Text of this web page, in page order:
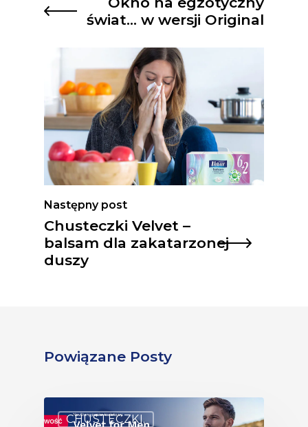
świat… w wersji Original
Następny post
Chusteczki Velvet –
balsam dla zakatarzonej
duszy
Powiązane Posty
CHUSTECZKI.